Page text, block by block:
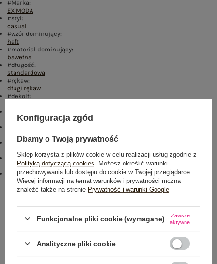
#Marka:
EX MODA
#styl:
casual
#wzór dominujący:
haft
#materiał dominujący:
bawełna
#długość:
standardowa
#rękaw:
długi rękaw
#dekolt:
brak
naszywki
ocieplenie
#skład materiału :
70% bawełna
30% poliester
#sposób prania :
pranie w pralce w 30°C
#modelka:
Modelka ma na sobie rozmiar one size. Wymiary modelki: wzrost 173
cm, biust 78 cm, talia 61 cm, biodra 90 cm
Rozmiar: One size
Centrum Logistyczne Nadarzyn
Konfiguracja zgód
Dbamy o Twoją prywatność
Sklep korzysta z plików cookie w celu realizacji usług zgodnie z
Polityką dotyczącą cookies . Możesz określić warunki
przechowywania lub dostępu do cookie w Twojej przeglądarce.
Więcej informacji na temat warunków i prywatności można
znaleźć także na stronie Prywatność i warunki Google
Funkcjonalne pliki cookie (wymagane)
Zawsze
aktywne
Analityczne pliki cookie